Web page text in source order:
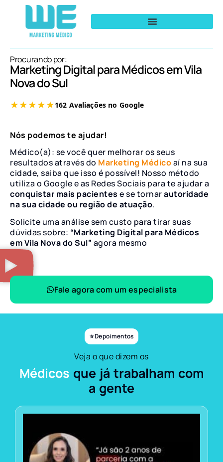
Procurando por:
Marketing Digital para Médicos em Vila
Nova do Sul
Nós podemos te ajudar!
Médico(a): se você quer melhorar os seus
resultados através do Marketing Médicoaí na sua
cidade, saiba que isso é possível! Nosso método
utiliza o Google e as Redes Sociais para te ajudar a
conquistar mais pacientes e se tornarautoridade
na sua cidade ou região de atuação.
Solicite uma análise sem custo para tirar suas
dúvidas sobre: “Marketing Digital para Médicos
em Vila Nova do Sul” agora mesmo
Fale agora com um especialista
⭐ Depoimentos
Veja o que dizem os
Médicos que já trabalham com
a gente